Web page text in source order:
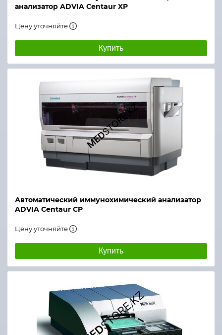
анализатор ADVIA Centaur XP
Цену уточняйте
Купить
Автоматический иммунохимический анализатор
ADVIA Centaur CP
Цену уточняйте
Купить